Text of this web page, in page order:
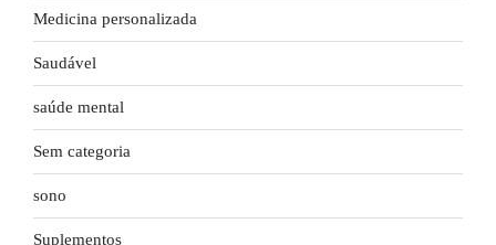
Medicina personalizada
Saudável
saúde mental
Sem categoria
sono
Suplementos